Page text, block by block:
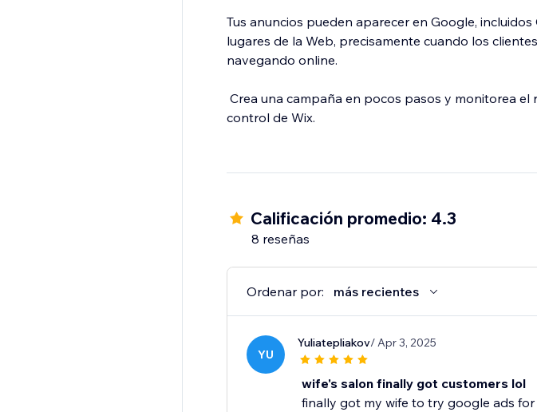
Tus anuncios pueden aparecer en Google,
lugares de la Web, precisamente cuando los
navegando online.
Crea una campaña en pocos pasos y monitorea
control de Wix.
Calificación promedio: 4.3
8 reseñas
Ordenar por: más recientes
YU
Yuliatepliakov/ Apr 3, 2025
wife's salon finally got customers lol
finally got my wife to try google ads